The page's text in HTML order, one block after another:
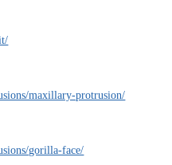
maxillary-protrusion/
gorilla-face/